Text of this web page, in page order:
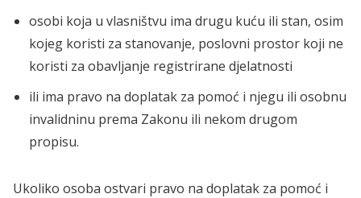
osobi koja u vlasništvu ima drugu kuću ili stan, osim
kojeg koristi za stanovanje, poslovni prostor koji ne
koristi za obavljanje registrirane djelatnosti
ili ima pravo na doplatak za pomoć i njegu ili osobnu
invalidninu prema Zakonu ili nekom drugom
propisu.
Ukoliko osoba ostvari pravo na doplatak za pomoć i